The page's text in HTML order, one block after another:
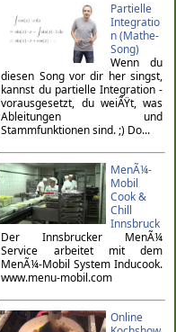
Partielle
Integratio
n (Mathe-
Song)
Wenn du
diesen Song vor dir her singst,
kannst du partielle Integration -
vorausgesetzt, du weiÃŸt, was
Ableitungen und
Stammfunktionen sind. ;) Do...
MenÃ¼-
Mobil
Cook &
Chill
Innsbruck
Der Innsbrucker MenÃ¼
Service arbeitet mit dem
MenÃ¼-Mobil System Inducook.
www.menu-mobil.com
Online